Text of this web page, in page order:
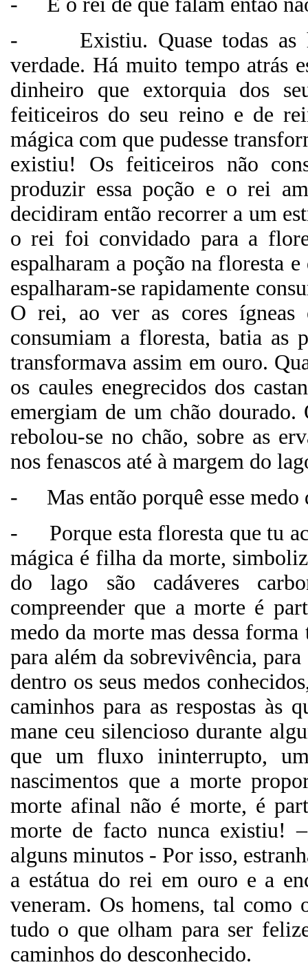
-
Existiu. Quase todas
verdade. Há muito tempo atrás
dinheiro que extorquia dos
feiticeiros do seu reino e de
mágica com que pudesse
existiu! Os feiticeiros não
produzir essa poção e o rei
decidiram então recorrer a um
o rei foi convidado para a
espalharam a poção na floresta
espalharam-se rapidamente
O rei, ao ver as cores ígneas
consumiam a floresta, batia as
transformava assim em ouro.
os caules enegrecidos dos
emergiam de um chão
rebolou-se no chão, sobre as
nos fenascos até à margem do
-
Mas então porquê esse
-
Porque esta floresta que tu
mágica é filha da morte,
do lago são cadáveres
compreender que a morte é
medo da morte mas dessa
para além da sobrevivência,
dentro os seus medos
caminhos para as respostas às
mane ceu silencioso durante
que um fluxo ininterrupto,
nascimentos que a morte
morte afinal não é morte, é
morte de facto nunca existiu!
alguns minutos - Por isso,
a estátua do rei em ouro e a
veneram. Os homens, tal como
tudo o que olham para ser
caminhos do desconhecido.